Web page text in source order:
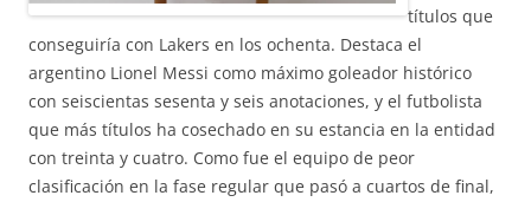
títulos que
conseguiría con Lakers en los ochenta. Destaca el
argentino Lionel Messi como máximo goleador histórico
con seiscientas sesenta y seis anotaciones, y el futbolista
que más títulos ha cosechado en su estancia en la entidad
con treinta y cuatro. Como fue el equipo de peor
clasificación en la fase regular que pasó a cuartos de final,